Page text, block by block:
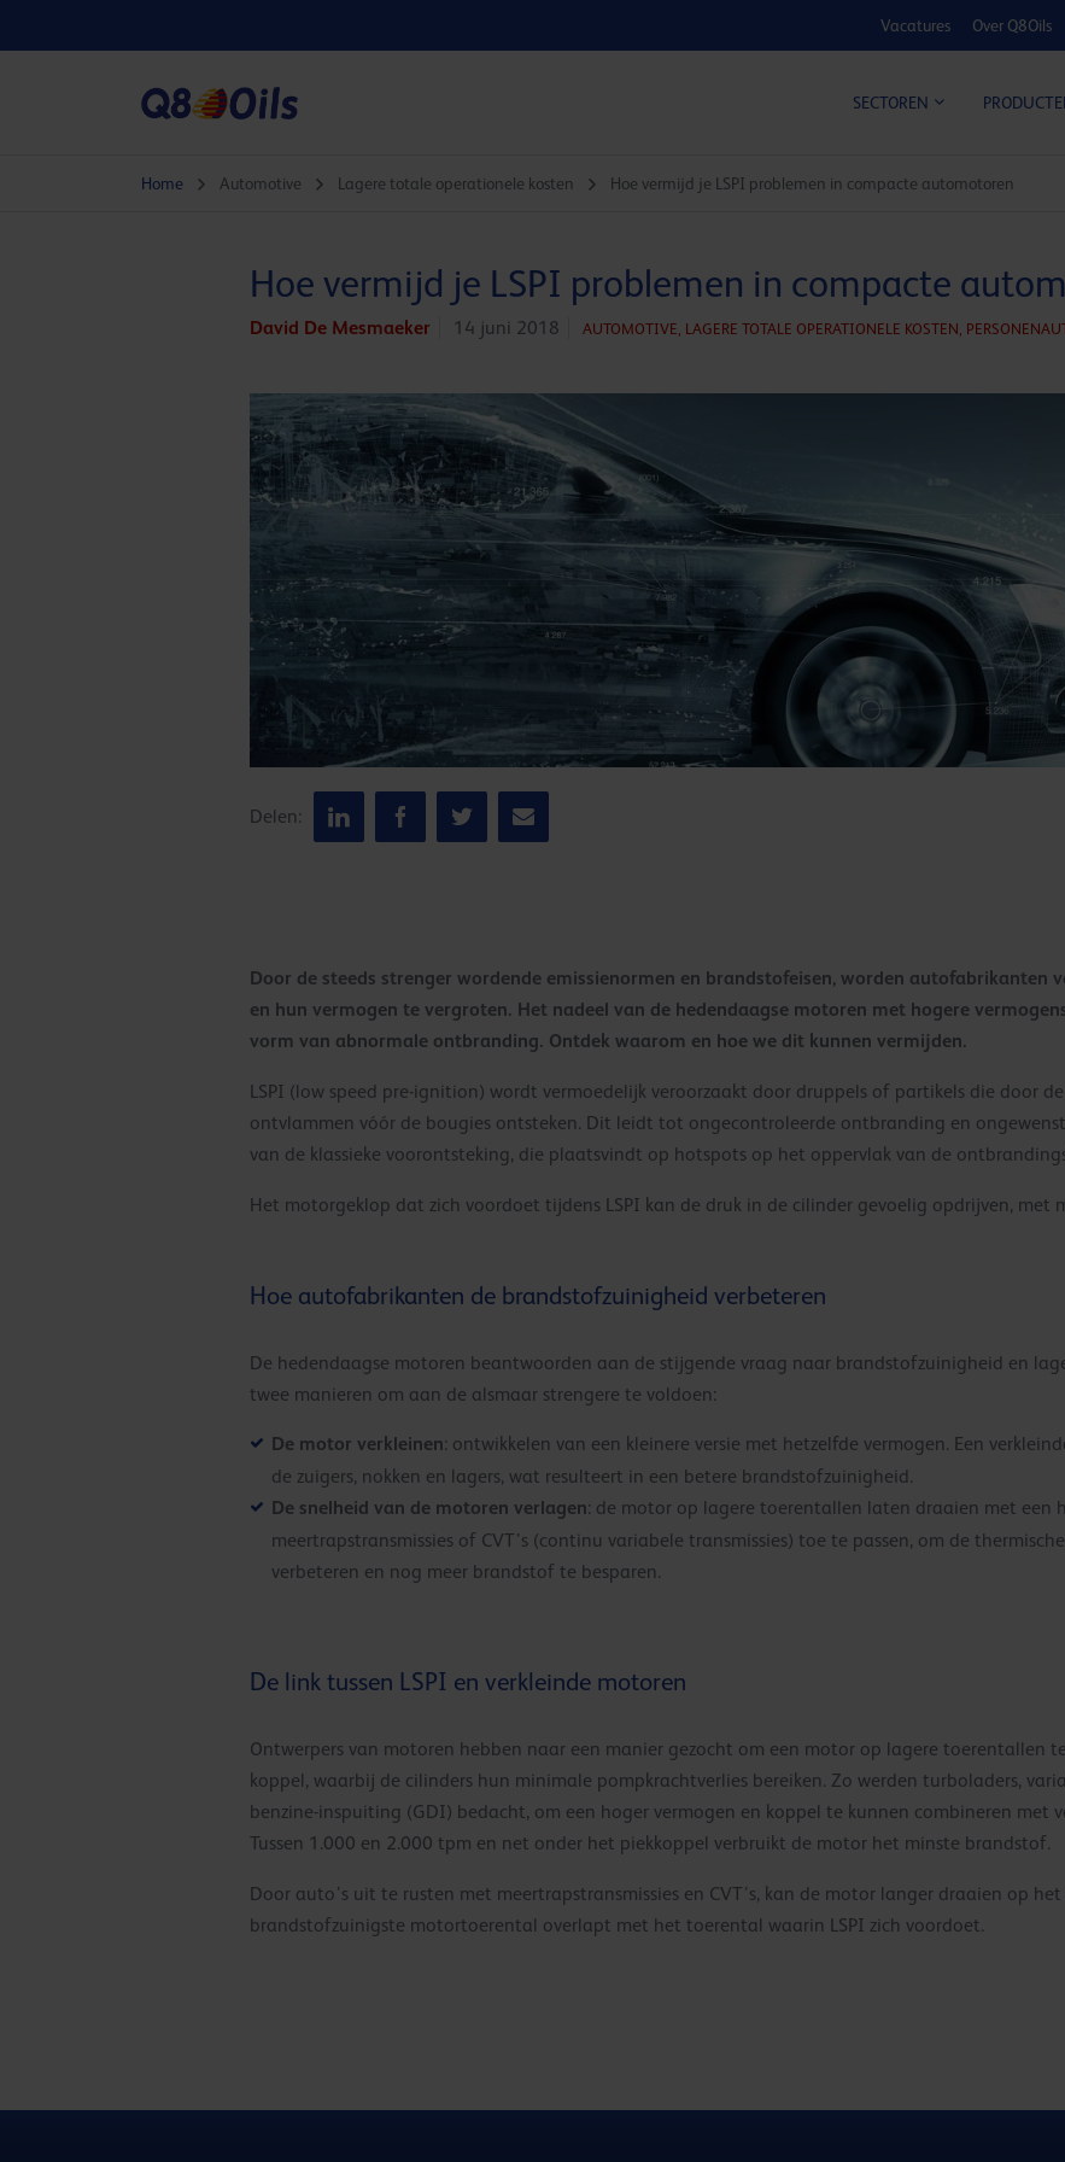
Vacatures Over Q8Oils
SECTOREN
Home Automotive Lagere totale operationele kosten Hoe vermijd je LSPI problemen in compacte automotoren
Hoe vermijd je LSPI problemen in compacte
David De Mesmaeker 14 juni 2018 AUTOMOTIVE, LAGERE TOTALE OPERATIONELE KOSTEN,
Delen:
Door de steeds strenger wordende emissienormen en brandstofeisen, worden autofabrikanten
en hun vermogen te vergroten. Het nadeel van de hedendaagse motoren met hogere
vorm van abnormale ontbranding. Ontdek waarom en hoe we dit kunnen vermijden.
LSPI (low speed pre-ignition) wordt vermoedelijk veroorzaakt door druppels of partikels die door
ontvlammen vóór de bougies ontsteken. Dit leidt tot ongecontroleerde ontbranding en
van de klassieke voorontsteking, die plaatsvindt op hotspots op het oppervlak van de
Het motorgeklop dat zich voordoet tijdens LSPI kan de druk in de cilinder gevoelig opdrijven, met
Hoe autofabrikanten de brandstofzuinigheid verbeteren
De hedendaagse motoren beantwoorden aan de stijgende vraag naar brandstofzuinigheid en
twee manieren om aan de alsmaar strengere te voldoen:
De motor verkleinen: ontwikkelen van een kleinere versie met hetzelfde vermogen. Een
de zuigers, nokken en lagers, wat resulteert in een betere brandstofzuinigheid.
De snelheid van de motoren verlagen: de motor op lagere toerentallen laten draaien met een
meertrapstransmissies of CVT’s (continu variabele transmissies) toe te passen, om de
verbeteren en nog meer brandstof te besparen.
De link tussen LSPI en verkleinde motoren
Ontwerpers van motoren hebben naar een manier gezocht om een motor op lagere toerentallen
koppel, waarbij de cilinders hun minimale pompkrachtverlies bereiken. Zo werden turboladers,
benzine-inspuiting (GDI) bedacht, om een hoger vermogen en koppel te kunnen combineren met
Tussen 1.000 en 2.000 tpm en net onder het piekkoppel verbruikt de motor het minste brandstof.
Door auto’s uit te rusten met meertrapstransmissies en CVT’s, kan de motor langer draaien op
brandstofzuinigste motortoerental overlapt met het toerental waarin LSPI zich voordoet.